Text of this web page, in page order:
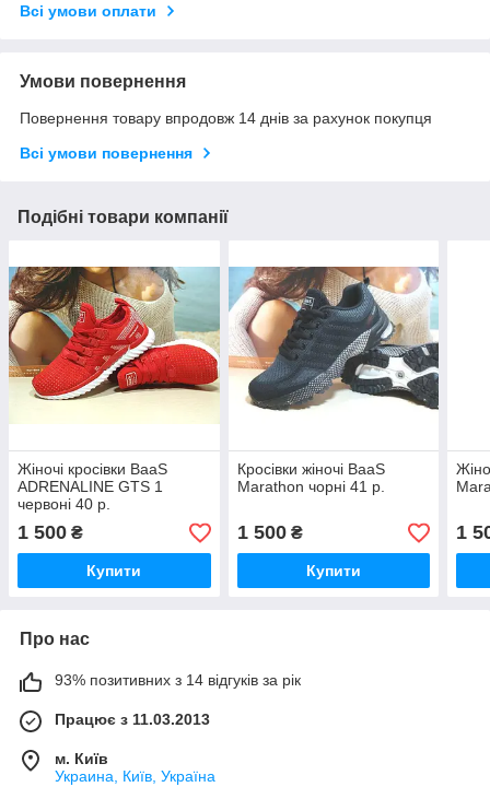
Всі умови оплати
Умови повернення
Повернення товару впродовж 14 днів за рахунок покупця
Всі умови повернення
Подібні товари компанії
Жіночі кросівки BaaS
ADRENALINE GTS 1
червоні 40 р.
1 500 ₴
Купити
Кросівки жіночі BaaS
Marathon чорні 41 р.
1 500₴
Купити
1
Про нас
93% позитивних з 14 відгуків за рік
Працює з 11.03.2013
м. Київ
Украина, Київ, Україна